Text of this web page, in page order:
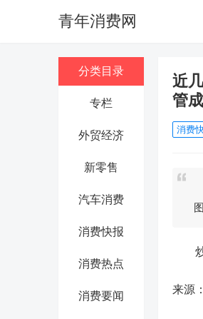
青年消费网
分类目录
专栏
外贸经济
新零售
汽车消费
消费快报
消费热点
消费要闻
近
管
消费
炒
来源